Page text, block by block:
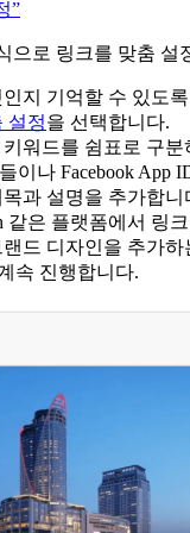
”
으로 링크를 맞춤 설
지 기억할 수 있도
설정을 선택합니다.
워드를 쉼표로 구
이나 Facebook App
과 설명을 추가합니
같은 플랫폼에서 링
드 디자인을 추가
속 진행합니다.